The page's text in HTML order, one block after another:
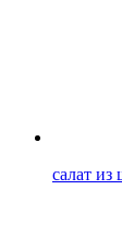
салат